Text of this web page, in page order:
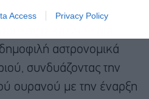
Access Privacy Policy
αστρονομικά
συνδυάζοντας την
ουρανού με την έναρξη